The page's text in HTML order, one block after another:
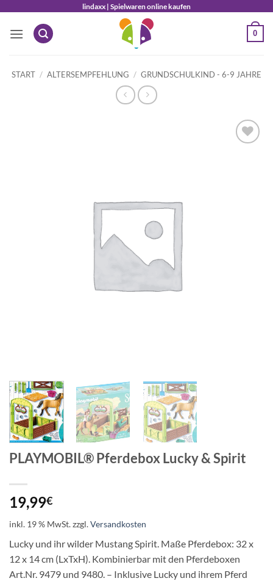
springen
lindaxx | Spielwaren online kaufen
0
START / ALTERSEMPFEHLUNG / GRUNDSCHULKIND - 6-9 JAHRE
PLAYMOBIL® Pferdebox Lucky & Spirit
19,99€
inkl. 19 % MwSt.zzgl.Versandkosten
Lucky und ihr wilder Mustang Spirit. Maße Pferdebox: 32 x
12 x 14 cm (LxTxH). Kombinierbar mit den Pferdeboxen
Art.Nr. 9479 und 9480. – Inklusive Lucky und ihrem Pferd